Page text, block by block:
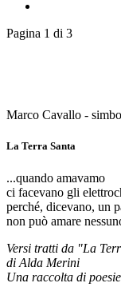
Pagina 1 di 3
Marco Cavallo -
La Terra Santa
...quando amavamo
ci facevano gli
perché, dicevano, un
non può amare
Versi tratti da "La
di Alda Merini
Una raccolta di